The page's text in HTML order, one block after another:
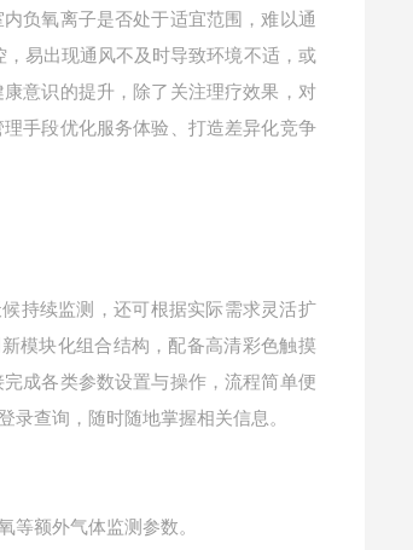
负氧离子是否处于适宜范围，难以通
易出现通风不及时导致环境不适，或
意识的提升，除了关注理疗效果，对
手段优化服务体验、打造差异化竞争
持续监测，还可根据实际需求灵活扩
模块化组合结构，配备高清彩色触摸
成各类参数设置与操作，流程简单便
录查询，随时随地掌握相关信息。
等额外气体监测参数。